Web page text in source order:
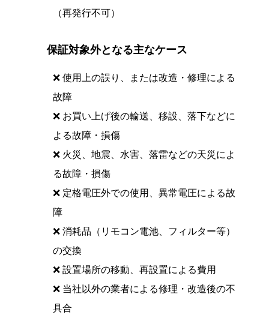
（再発行不可）
保証対象外となる主なケース
❌ 使用上の誤り、または改造・修理による
故障
❌ お買い上げ後の輸送、移設、落下などに
よる故障・損傷
❌ 火災、地震、水害、落雷などの天災によ
る故障・損傷
❌ 定格電圧外での使用、異常電圧による故
障
❌ 消耗品（リモコン電池、フィルター等）
の交換
❌ 設置場所の移動、再設置による費用
❌ 当社以外の業者による修理・改造後の不
具合